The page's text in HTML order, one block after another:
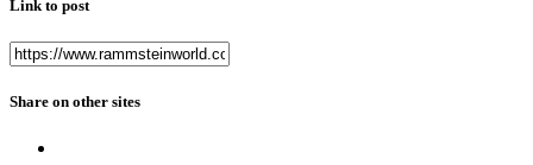
Link to post
Share on other sites